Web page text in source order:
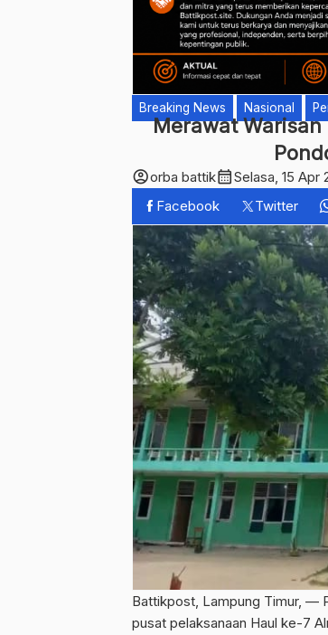
Breaking News Nasional
Merawat Warisan
account_circleorba battikcalendar_monthSelasa, 15 Apr
Facebook
Twitter
Battikpost, Lampung Timur, —
pusat pelaksanaan Haul ke-7